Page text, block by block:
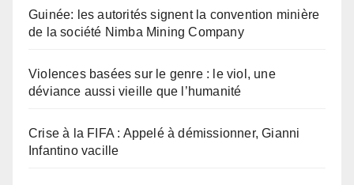
Guinée: les autorités signent la convention minière
de la société Nimba Mining Company
Violences basées sur le genre : le viol, une
déviance aussi vieille que l’humanité
Crise à la FIFA : Appelé à démissionner, Gianni
Infantino vacille